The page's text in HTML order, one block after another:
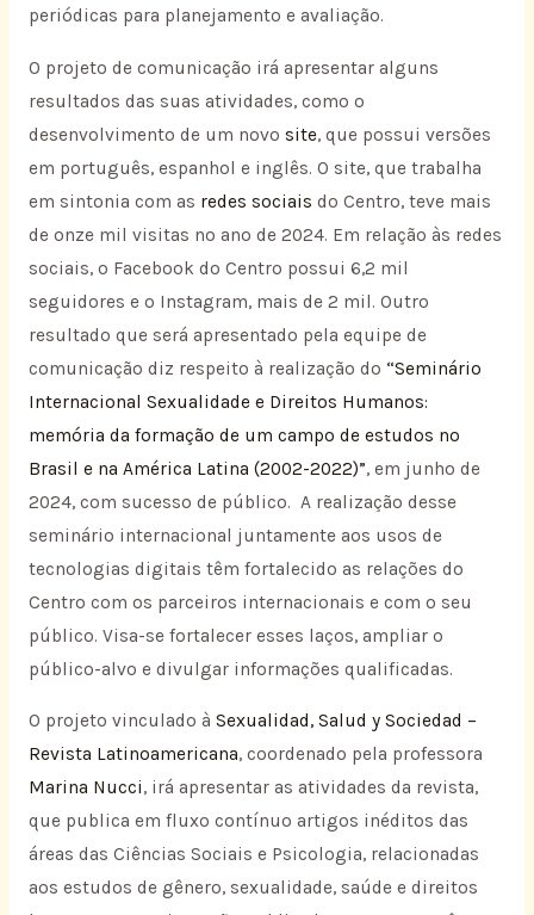
periódicas para planejamento e avaliação.
O projeto de comunicação irá apresentar alguns
resultados das suas atividades, como o
desenvolvimento de um novo site, que possui versões
em português, espanhol e inglês. O site, que trabalha
em sintonia com as redes sociais do Centro, teve mais
de onze mil visitas no ano de 2024. Em relação às redes
sociais, o Facebook do Centro possui 6,2 mil
seguidores e o Instagram, mais de 2 mil. Outro
resultado que será apresentado pela equipe de
comunicação diz respeito à realização do “Seminário
Internacional Sexualidade e Direitos Humanos:
memória da formação de um campo de estudos no
Brasil e na América Latina (2002-2022)”, em junho de
2024, com sucesso de público. A realização desse
seminário internacional juntamente aos usos de
tecnologias digitais têm fortalecido as relações do
Centro com os parceiros internacionais e com o seu
público. Visa-se fortalecer esses laços, ampliar o
público-alvo e divulgar informações qualificadas.
O projeto vinculado à Sexualidad, Salud y Sociedad –
Revista Latinoamericana, coordenado pela professora
Marina Nucci, irá apresentar as atividades da revista,
que publica em fluxo contínuo artigos inéditos das
áreas das Ciências Sociais e Psicologia, relacionadas
aos estudos de gênero, sexualidade, saúde e direitos